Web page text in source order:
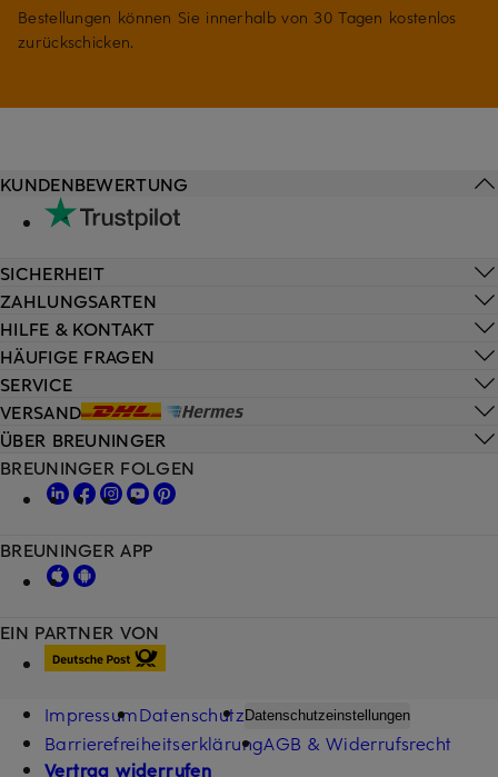
Bestellungen können Sie innerhalb von 30 Tagen kostenlos
zurückschicken.
HILFE & KONTAKT
HÄUFIGE FRAGEN
SERVICE
VERSAND
KUNDENBEWERTUNG
SICHERHEIT
ZAHLUNGSARTEN
ÜBER BREUNINGER
EIN PARTNER VON
BREUNINGER FOLGEN
BREUNINGER APP
ImpressumDatenschutz Datenschutzeinstellungen
BarrierefreiheitserklärungAGB & Widerrufsrecht
Vertrag widerrufen